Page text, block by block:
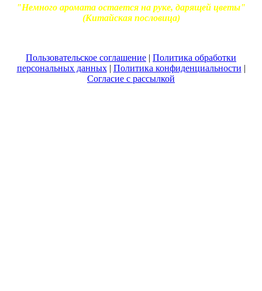
"Немного аромата остается на руке, дарящей цветы"
(Китайская пословица)
Пользовательское соглашение | Политика обработки
персональных данных| Политика конфиденциальности |
Согласие с рассылкой